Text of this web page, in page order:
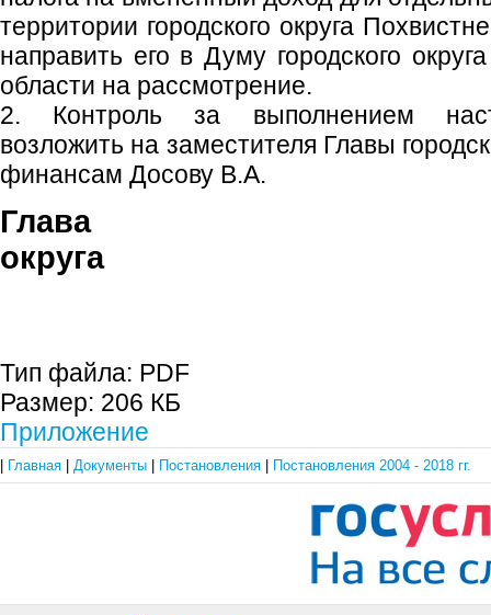
территории городского округа
направить его в Думу городского
области на рассмотрение.
2. Контроль за выполнением
возложить на заместителя Главы
финансам Досову В.А.
Глава
округа С.П.
Тип файла: PDF
Размер: 206 КБ
Приложение
Главная Документы Постановления Постановления 2004 - 2018 гг.